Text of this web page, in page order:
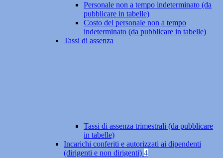
Personale non a tempo indeterminato (da
pubblicare in tabelle)
Costo del personale non a tempo
indeterminato (da pubblicare in tabelle)
Tassi di assenza
Tassi di assenza trimestrali (da pubblicare
in tabelle)
Incarichi conferiti e autorizzati ai dipendenti
(dirigenti e non dirigenti) 4